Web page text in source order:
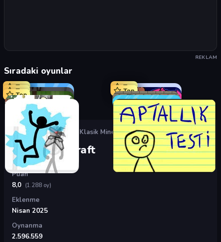
REKLAM
Sıradaki oyunlar
Top Top
Top Top
Top
Oyunlar›Friv Oyunları Klasik Minecraft
Klasik Minecraft
Puan
8,0 (1.288 oy)
Eklenme
Nisan 2025
Oynanma
2.596.559